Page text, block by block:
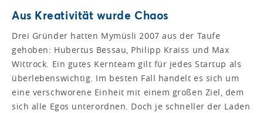
Aus Kreativität wurde Chaos
Drei Gründer hatten Mymüsli 2007 aus der Taufe
gehoben: Hubertus Bessau, Philipp Kraiss und Max
Wittrock. Ein gutes Kernteam gilt für jedes Startup als
überlebenswichtig. Im besten Fall handelt es sich um
eine verschworene Einheit mit einem großen Ziel, dem
sich alle Egos unterordnen. Doch je schneller der Laden